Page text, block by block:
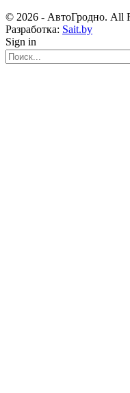
© 2026 - АвтоГродно. All
Разработка: Sait.by
Sign in